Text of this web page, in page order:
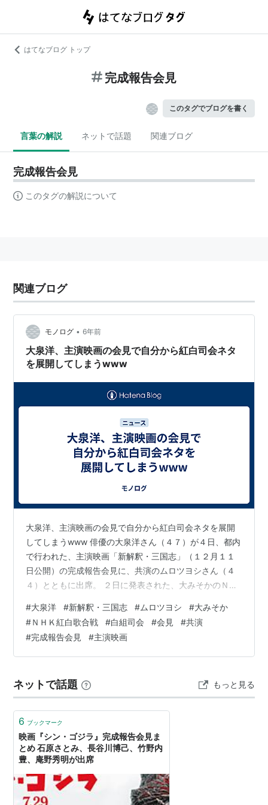
はてなブログ トップ
完成報告会見
このタグでブログを書く
言葉の解説 ネットで話題 関連ブログ
完成報告会見
このタグの解説について
関連ブログ
モノログ • 6年前
大泉洋、主演映画の会見で自分から紅白司会ネタ
を展開してしまうwww
大泉洋、主演映画の会見で自分から紅白司会ネタを展開
してしまうwww 俳優の大泉洋さん（４７）が４日、都内
で行われた、主演映画「新解釈・三国志」（１２月１１
日公開）の完成報告会見に、共演のムロツヨシさん（４
４）とともに出席。 ２日に発表された、大みそかのＮＨ
司会者、映画の話題で、と・・・ 会見では冒頭に、司会
者から「映画の質問のみでお願いします」と、されてい
ましたが、大泉さんは「紅白に出ることになりました
ね」と自ら発言。 「話したくてうずうずしてた。何で誰
「オファーをいただいた時はね…。やっぱり…
#大泉洋 #新解釈・三国志 #ムロツヨシ #大みそか
#ＮＨＫ紅白歌合戦 #白組司会 #会見 #共演
#完成報告会見 #主演映画
ネットで話題 もっと見る
6 ブックマーク
映画『シン・ゴジラ』完成報告会見ま
とめ 石原さとみ、長谷川博己、竹野内
豊、庵野秀明が出席